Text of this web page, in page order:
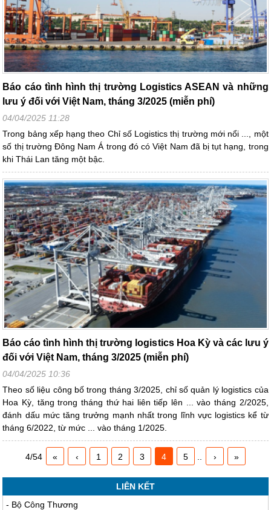
Báo cáo tình hình thị trường Logistics ASEAN và những
lưu ý đối với Việt Nam, tháng 3/2025 (miễn phí)
04/04/2025 11:28
Trong bảng xếp hạng theo Chỉ số Logistics thị trường mới nổi ..., một
số thị trường Đông Nam Á trong đó có Việt Nam đã bị tụt hạng, trong
khi Thái Lan tăng một bậc.
Báo cáo tình hình thị trường logistics Hoa Kỳ và các lưu ý
đối với Việt Nam, tháng 3/2025 (miễn phí)
04/04/2025 10:36
Theo số liệu công bố trong tháng 3/2025, chỉ số quản lý logistics của
Hoa Kỳ, tăng trong tháng thứ hai liên tiếp lên ... vào tháng 2/2025,
đánh dấu mức tăng trưởng mạnh nhất trong lĩnh vực logistics kể từ
tháng 6/2022, từ mức ... vào tháng 1/2025.
4/54 « ‹ 1 2 3 4 5 › »
LIÊN KẾT
- Bộ Công Thương